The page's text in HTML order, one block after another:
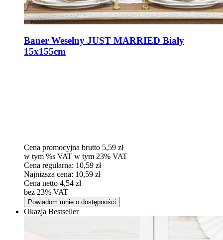
Baner Weselny JUST MARRIED Biały
15x155cm
Cena promocyjna brutto 5,59 zł
w tym %s VAT w tym 23% VAT
Cena regularna: 10,59 zł
Najniższa cena: 10,59 zł
Cena netto 4,54 zł
bez 23% VAT
Powiadom mnie o dostępności
Okazja Bestseller